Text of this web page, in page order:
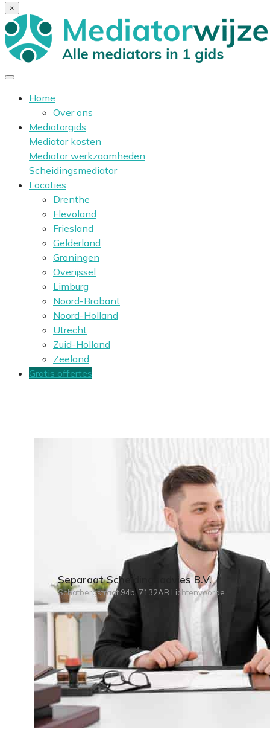
×
Home
Over ons
Mediatorgids
Mediator kosten
Mediator werkzaamheden
Scheidingsmediator
Locaties
Drenthe
Flevoland
Friesland
Gelderland
Groningen
Overijssel
Limburg
Noord-Brabant
Noord-Holland
Utrecht
Zuid-Holland
Zeeland
Gratis offertes
Separaat Scheidingsadvies B.V.
Schatbergstraat 94b, 7132AB Lichtenvoorde